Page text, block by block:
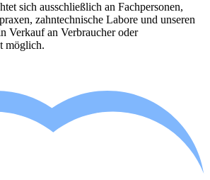
sich ausschließlich an Fachpersonen,
zahntechnische Labore und unseren
Verkauf an Verbraucher oder
möglich.